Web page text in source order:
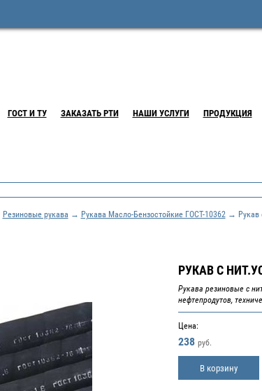
ГОСТ И ТУ ЗАКАЗАТЬ РТИ НАШИ УСЛУГИ ПРОДУКЦИЯ
Резиновые рукава → Рукава Масло-Бензостойкие ГОСТ-10362 → Рукав
РУКАВ С
Рукава резиновые с
нефтепродутов,
Цена:
238 руб.
В корзину